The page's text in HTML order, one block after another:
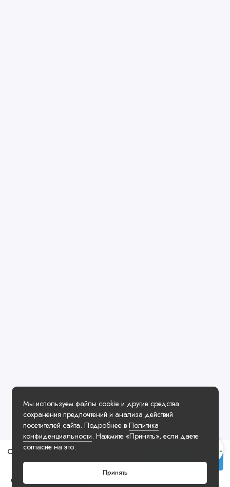
Мы используем файлы cookie и другие средства
сохранения предпочтений и анализа действий
посетителей сайта. Подробнее в Политика
конфиденциальности. Нажмите «Принять», если даете
согласие на это.
Принять